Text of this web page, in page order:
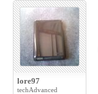
lore97
techAdvanced